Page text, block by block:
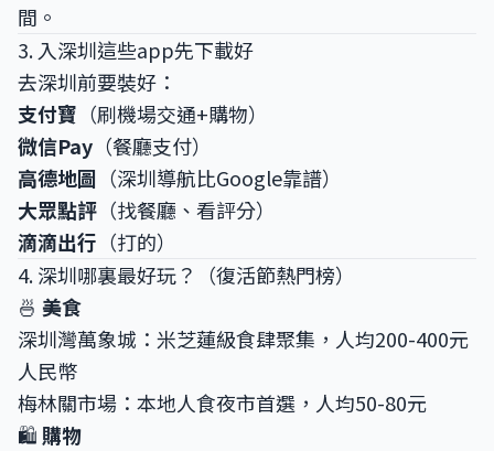
間。
3. 入深圳這些app先下載好
去深圳前要裝好：
支付寶 （刷機場交通+購物）
微信Pay （餐廳支付）
高德地圖 （深圳導航比Google靠譜）
大眾點評 （找餐廳、看評分）
滴滴出行 （打的）
4. 深圳哪裏最好玩？（復活節熱門榜）
🍜 美食
深圳灣萬象城：米芝蓮級食肆聚集，人均200-400元
人民幣
梅林關市場：本地人食夜市首選，人均50-80元
🛍️ 購物